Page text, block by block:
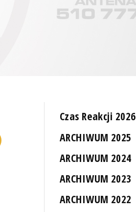
Czas Reakcji 2026
ARCHIWUM 2025
ARCHIWUM 2024
ARCHIWUM 2023
ARCHIWUM 2022